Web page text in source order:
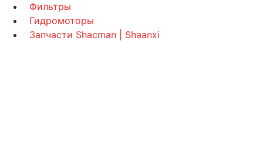
Фильтры
Гидромоторы
Запчасти Shacman | Shaanxi